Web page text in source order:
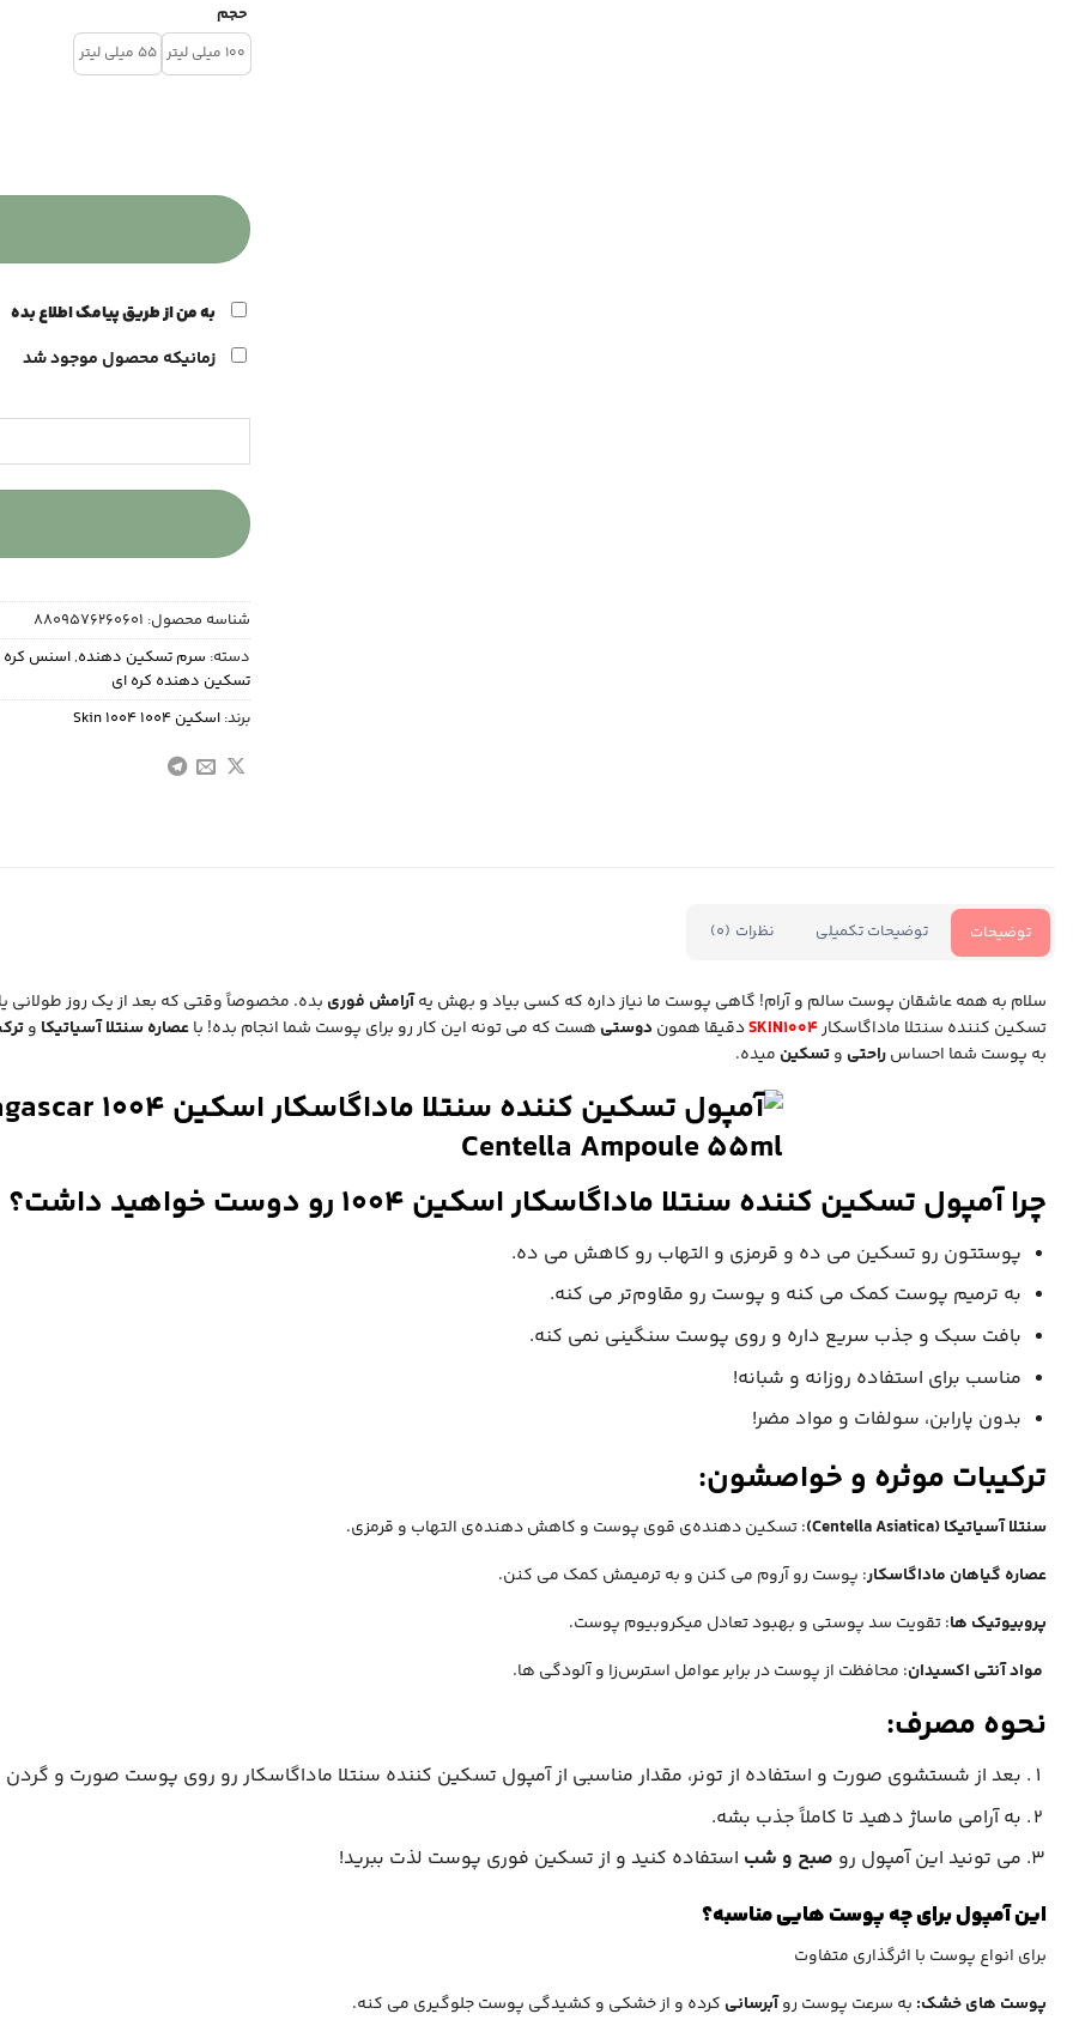
حجم
100 میلی لیتر 55 میلی لیتر
آمپول تسکین کننده سنتلا ماداگاسکار
به من از طریق پیامک اطلاع بده
زمانیکه محصول موجود شد
شناسه محصول: 8809576260601
دسته: سرم تسکین دهنده,اسنس کره
تسکین دهنده کره ای
برند: اسکین 1004 Skin 1004
توضیحات توضیحات تکمیلی نظرات (0)
سلام به همه عاشقان پوست سالم و آرام! گاهی پوست ما نیاز داره که کسی بیاد و بهش یهآرامش فوری بده. مخصوصاً وقتی که بعد از یک روز
تسکین کننده سنتلا ماداگاسکارSKIN1004دقیقا همون دوستی هست که می‌ تونه این کار رو برای پوست شما انجام بده! باعصاره سنتلا آسیاتیکا و
به پوست شما احساسراحتی وتسکین میده.
چرا آمپول تسکین‌ کننده سنتلا ماداگاسکار اسکین 1004 رو دوست خواهید داشت؟
پوستتون رو تسکین می‌ ده و قرمزی و التهاب رو کاهش می‌ ده.
به ترمیم پوست کمک می‌ کنه و پوست رو مقاوم‌تر می‌ کنه.
بافت سبک و جذب سریع داره و روی پوست سنگینی نمی‌ کنه.
مناسب برای استفاده روزانه و شبانه!
بدون پارابن، سولفات و مواد مضر!
ترکیبات موثره و خواصشون:
سنتلا آسیاتیکا (Centella Asiatica)
: تسکین‌ دهنده‌ی قوی پوست و کاهش‌ دهنده‌ی التهاب و قرمزی.
عصاره گیاهان ماداگاسکار: پوست رو آروم می‌ کنن و به ترمیمش کمک می‌ کنن.
پروبیوتیک‌ ها: تقویت سد پوستی و بهبود تعادل میکروبیوم پوست.
مواد آنتی‌ اکسیدان: محافظت از پوست در برابر عوامل استرس‌زا و آلودگی‌ ها.
نحوه مصرف:
بعد از شستشوی صورت و استفاده از تونر، مقدار مناسبی از آمپول تسکین کننده سنتلا ماداگاسکار رو روی پوست صورت و گردن
به آرامی ماساژ دهید تا کاملاً جذب بشه.
می‌ تونید این آمپول رو صبح و شب استفاده کنید و از تسکین فوری پوست لذت ببرید!
این آمپول برای چه پوست‌ هایی مناسبه؟
برای انواع پوست با اثرگذاری متفاوت
پوست‌ های خشک: به سرعت پوست روآبرسانی کرده و از خشکی و کشیدگی پوست جلوگیری می‌ کنه.